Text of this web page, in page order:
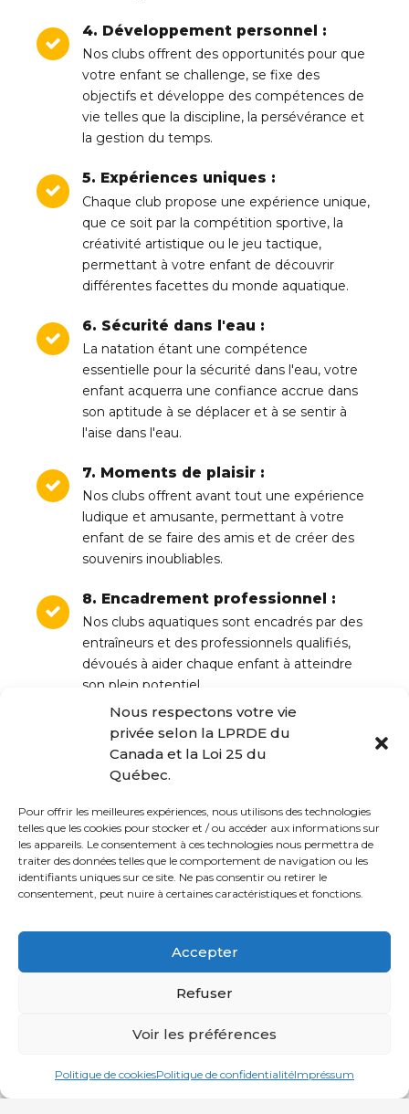
Nous respectons votre vie
privée selon la LPRDE du
Canada et la Loi 25 du
Québec.
Pour offrir les meilleures expériences, nous utilisons des technologies
telles que les cookies pour stocker et / ou accéder aux informations sur
les appareils. Le consentement à ces technologies nous permettra de
traiter des données telles que le comportement de navigation ou les
identifiants uniques sur ce site. Ne pas consentir ou retirer le
consentement, peut nuire à certaines caractéristiques et fonctions.
Accepter
Refuser
Voir les préférences
Politique de cookiesPolitique de confidentialitéImpréssum
4. Développement personnel :
Nos clubs offrent des opportunités pour que
votre enfant se challenge, se fixe des
objectifs et développe des compétences de
vie telles que la discipline, la persévérance et
la gestion du temps.
5. Expériences uniques :
Chaque club propose une expérience unique,
que ce soit par la compétition sportive, la
créativité artistique ou le jeu tactique,
permettant à votre enfant de découvrir
différentes facettes du monde aquatique.
6. Sécurité dans l'eau :
La natation étant une compétence
essentielle pour la sécurité dans l'eau, votre
enfant acquerra une confiance accrue dans
son aptitude à se déplacer et à se sentir à
l'aise dans l'eau.
7. Moments de plaisir :
Nos clubs offrent avant tout une expérience
ludique et amusante, permettant à votre
enfant de se faire des amis et de créer des
souvenirs inoubliables.
8. Encadrement professionnel :
Nos clubs aquatiques sont encadrés par des
entraîneurs et des professionnels qualifiés,
dévoués à aider chaque enfant à atteindre
son plein potentiel.
PRÉCÉDENT
Clubs aquatiques
SUIVANT
Sauvetage et
premiers soins
© Loisirs Sportifs CDN-NDG | Communauté active et en santé